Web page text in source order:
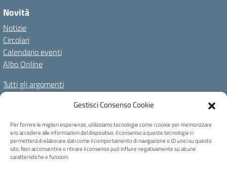
Gestisci Consenso Cookie
Per fornire le migliori esperienze, utilizziamo tecnologie come i cookie per memorizzare
e/o accedere alle informazioni del dispositivo. Il consenso a queste tecnologie ci
permetterà di elaborare dati come il comportamento di navigazione o ID unici su questo
sito. Non acconsentire o ritirare il consenso può influire negativamente su alcune
caratteristiche e funzioni.
Novità
Notizie
Circolari
Calendario eventi
Albo Online
Tutti gli argomenti
Il nostro territorio
Amministrazione TrasparenteAlbo OnlinePrivacy Policy
Dichiarazione di accessibilitàNote legaliCookie Policy